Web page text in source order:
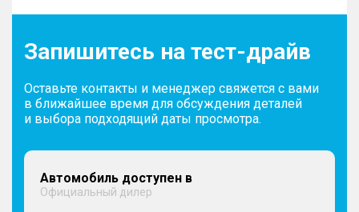
Запишитесь на тест-драйв
Оставьте контакты и менеджер свяжется с вами
в ближайшее время для обсуждения деталей
и выбора подходящий даты просмотра.
Автомобиль доступен в
Официальный дилер